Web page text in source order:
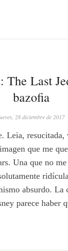
The Last
bazofia
28 diciembre de 2017
Leia,
que me
Una que no
absurdo. La
parece haber